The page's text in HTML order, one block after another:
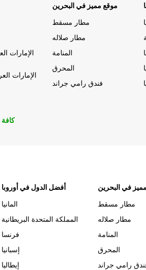
الإمارات
الإمارات
موقع مميز في البحرين
مطار مسقط
مطار صلاله
المنامة
المحرق
فندق رامي جراند
أفضل الدول في أوروبا
المانيا
المملكة المتحدة البريطانية
فرنسا
إسبانيا
إيطاليا
في البحرين
مطار مسقط
مطار صلاله
المنامة
المحرق
رامي جراند